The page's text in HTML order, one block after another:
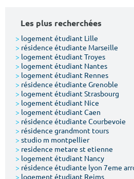
Les plus recherchées
> logement étudiant Lille
> résidence étudiante Marseille
> logement étudiant Troyes
> logement étudiant Nantes
> logement étudiant Rennes
> résidence étudiante Grenoble
> logement étudiant Strasbourg
> logement étudiant Nice
> logement étudiant Caen
> résidence étudiante Courbevoie
> résidence grandmont tours
> studio m montpellier
> residence metare st etienne
> logement étudiant Nancy
> résidence étudiante lyon 7eme
> logement étudiant Reims